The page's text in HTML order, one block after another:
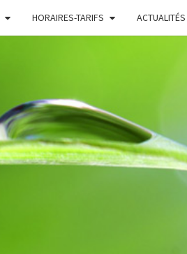
HORAIRES-TARIFS ACTUALITÉS